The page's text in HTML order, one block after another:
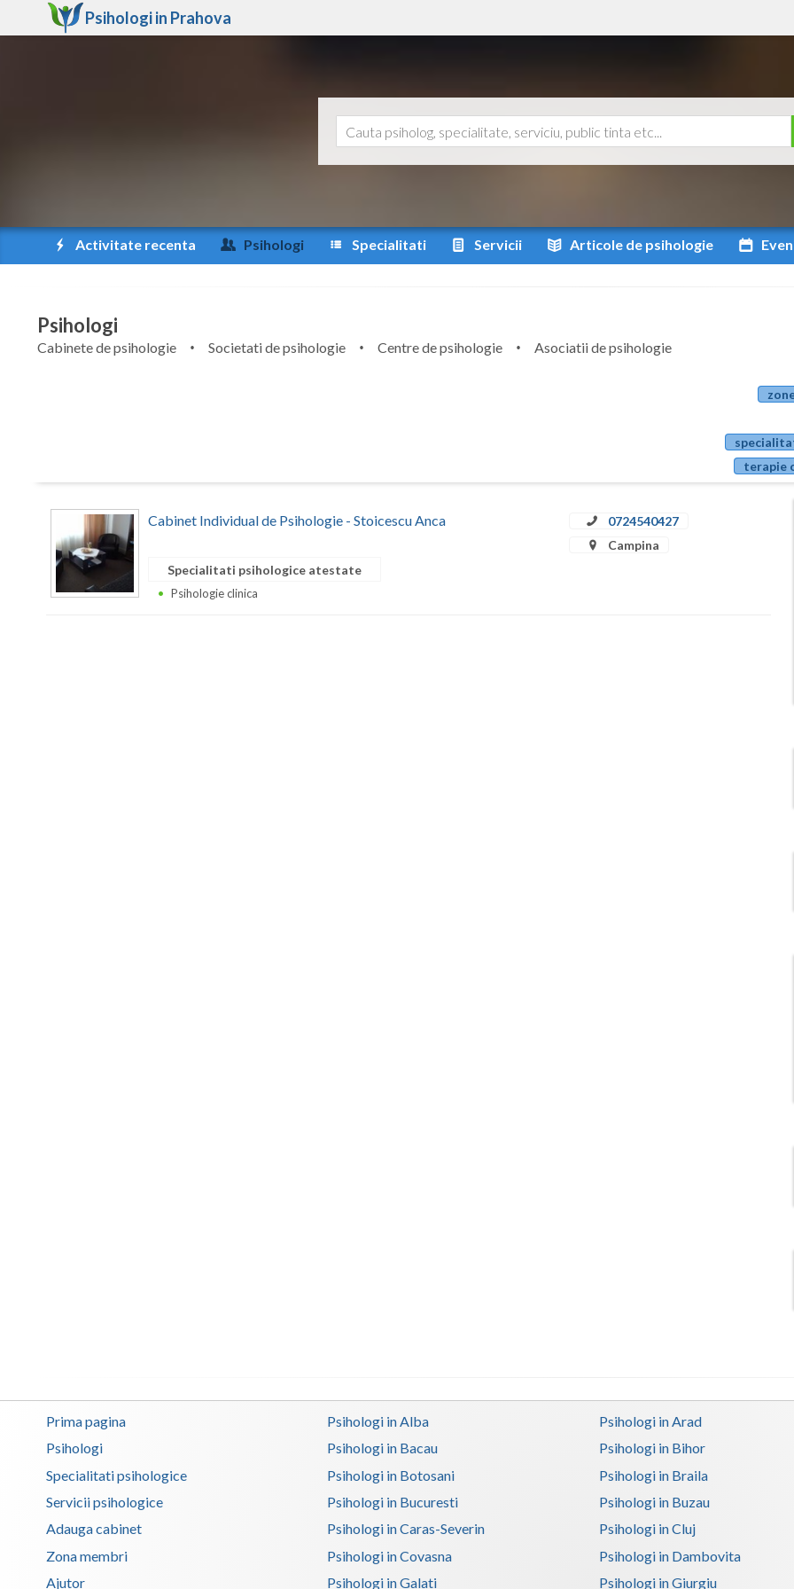
Psihologi in Prahova
Activitate recenta Psihologi Specialitati Servicii Articole de psihologie
Psihologi
Cabinete de psihologie Societati de psihologie Centre de psihologie
Asociatii de psihologie
terapie
Cabinet Individual de Psihologie - Stoicescu Anca
0724540427
Campina
Specialitati psihologice atestate
Psihologie clinica
Prima pagina
Psihologi
Specialitati psihologice
Servicii psihologice
Adauga cabinet
Zona membri
Ajutor
Psihologi in Alba Psihologi in Arad
Psihologi in Bacau
Psihologi in Bihor
Psihologi in Botosani
Psihologi in Braila
Psihologi in Bucuresti
Psihologi in Buzau
Psihologi in Caras-Severin
Psihologi in Cluj
Psihologi in Covasna
Psihologi in Dambovita
Psihologi in Galati
Psihologi in Giurgiu